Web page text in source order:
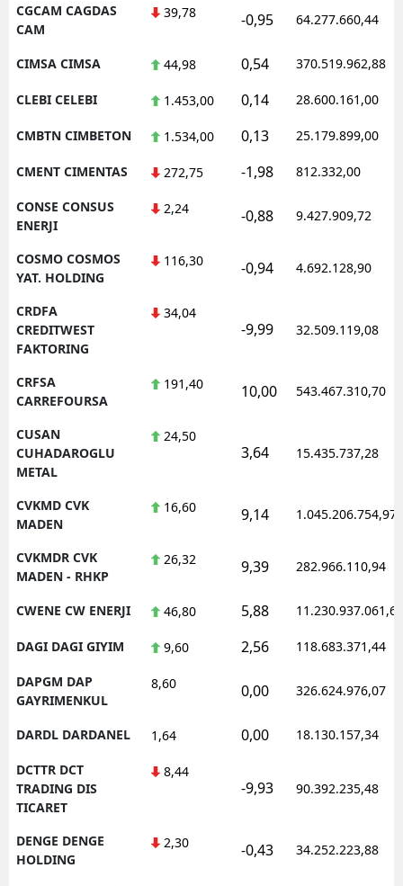
CGCAM CAGDAS
CAM
39,78 -0,95 64.277.660,44
CIMSA CIMSA 44,98 0,54 370.519.962,88
CLEBI CELEBI 1.453,00 0,14 28.600.161,00
CMBTN CIMBETON 1.534,00 0,13 25.179.899,00
CMENT CIMENTAS 272,75 -1,98 812.332,00
CONSE CONSUS
ENERJI
2,24 -0,88 9.427.909,72
COSMO COSMOS
YAT. HOLDING
116,30 -0,94 4.692.128,90
CRDFA
CREDITWEST
FAKTORING
34,04
-9,99 32.509.119,08
CRFSA
CARREFOURSA
191,40 10,00 543.467.310,70
CUSAN
CUHADAROGLU
METAL
24,50
3,64 15.435.737,28
CVKMD CVK
MADEN
16,60 9,14 1.045.206.754,97
CVKMDR CVK
MADEN - RHKP
26,32 9,39 282.966.110,94
CWENE CW ENERJI 46,80 5,88 11.230.937.061,62
DAGI DAGI GIYIM 9,60 2,56 118.683.371,44
DAPGM DAP
GAYRIMENKUL
8,60 0,00 326.624.976,07
DARDL DARDANEL 1,64 0,00 18.130.157,34
DCTTR DCT
TRADING DIS
TICARET
8,44
-9,93 90.392.235,48
DENGE DENGE
HOLDING
2,30 -0,43 34.252.223,88